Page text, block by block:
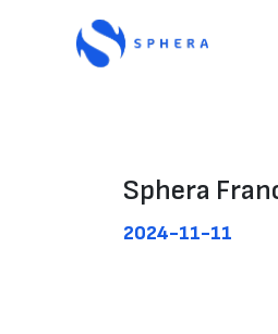
Sphera
2024-11-11